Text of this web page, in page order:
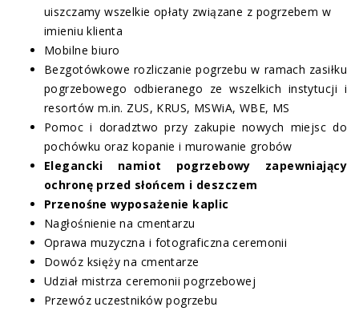
uiszczamy wszelkie opłaty związane z pogrzebem w
imieniu klienta
Mobilne biuro
Bezgotówkowe rozliczanie pogrzebu w ramach zasiłku
pogrzebowego odbieranego ze wszelkich instytucji i
resortów m.in. ZUS, KRUS, MSWiA, WBE, MS
Pomoc i doradztwo przy zakupie nowych miejsc do
pochówku oraz kopanie i murowanie grobów
Elegancki namiot pogrzebowy zapewniający
ochronę przed słońcem i deszczem
Przenośne wyposażenie kaplic
Nagłośnienie na cmentarzu
Oprawa muzyczna i fotograficzna ceremonii
Dowóz księży na cmentarze
Udział mistrza ceremonii pogrzebowej
Przewóz uczestników pogrzebu